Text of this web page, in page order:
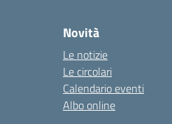
Novità
Le notizie
Le circolari
Calendario eventi
Albo online